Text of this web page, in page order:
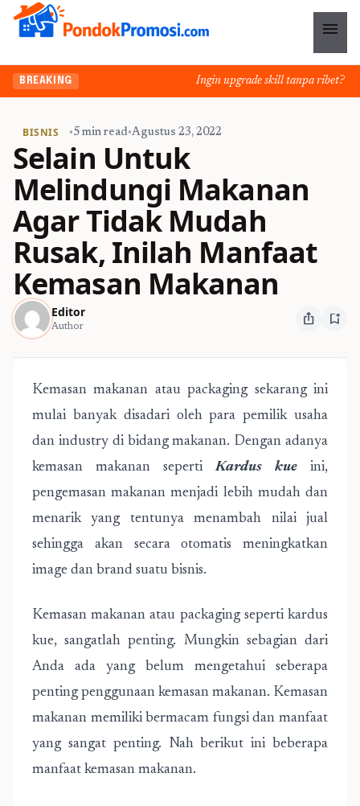
menu
BREAKING Ingin upgrade skill tanpa ribet?
BISNIS •5 min read•Agustus 23, 2022
Selain Untuk
Melindungi Makanan
Agar Tidak Mudah
Rusak, Inilah Manfaat
Kemasan Makanan
Editor
Author ios_share bookmark_add
Kemasan makanan atau packaging sekarang ini
mulai banyak disadari oleh para pemilik usaha
dan industry di bidang makanan. Dengan adanya
kemasan makanan sepertiKardus kue ini,
pengemasan makanan menjadi lebih mudah dan
menarik yang tentunya menambah nilai jual
sehingga akan secara otomatis meningkatkan
image dan brand suatu bisnis.
Kemasan makanan atau packaging seperti kardus
kue, sangatlah penting. Mungkin sebagian dari
Anda ada yang belum mengetahui seberapa
penting penggunaan kemasan makanan. Kemasan
makanan memiliki bermacam fungsi dan manfaat
yang sangat penting. Nah berikut ini beberapa
manfaat kemasan makanan.